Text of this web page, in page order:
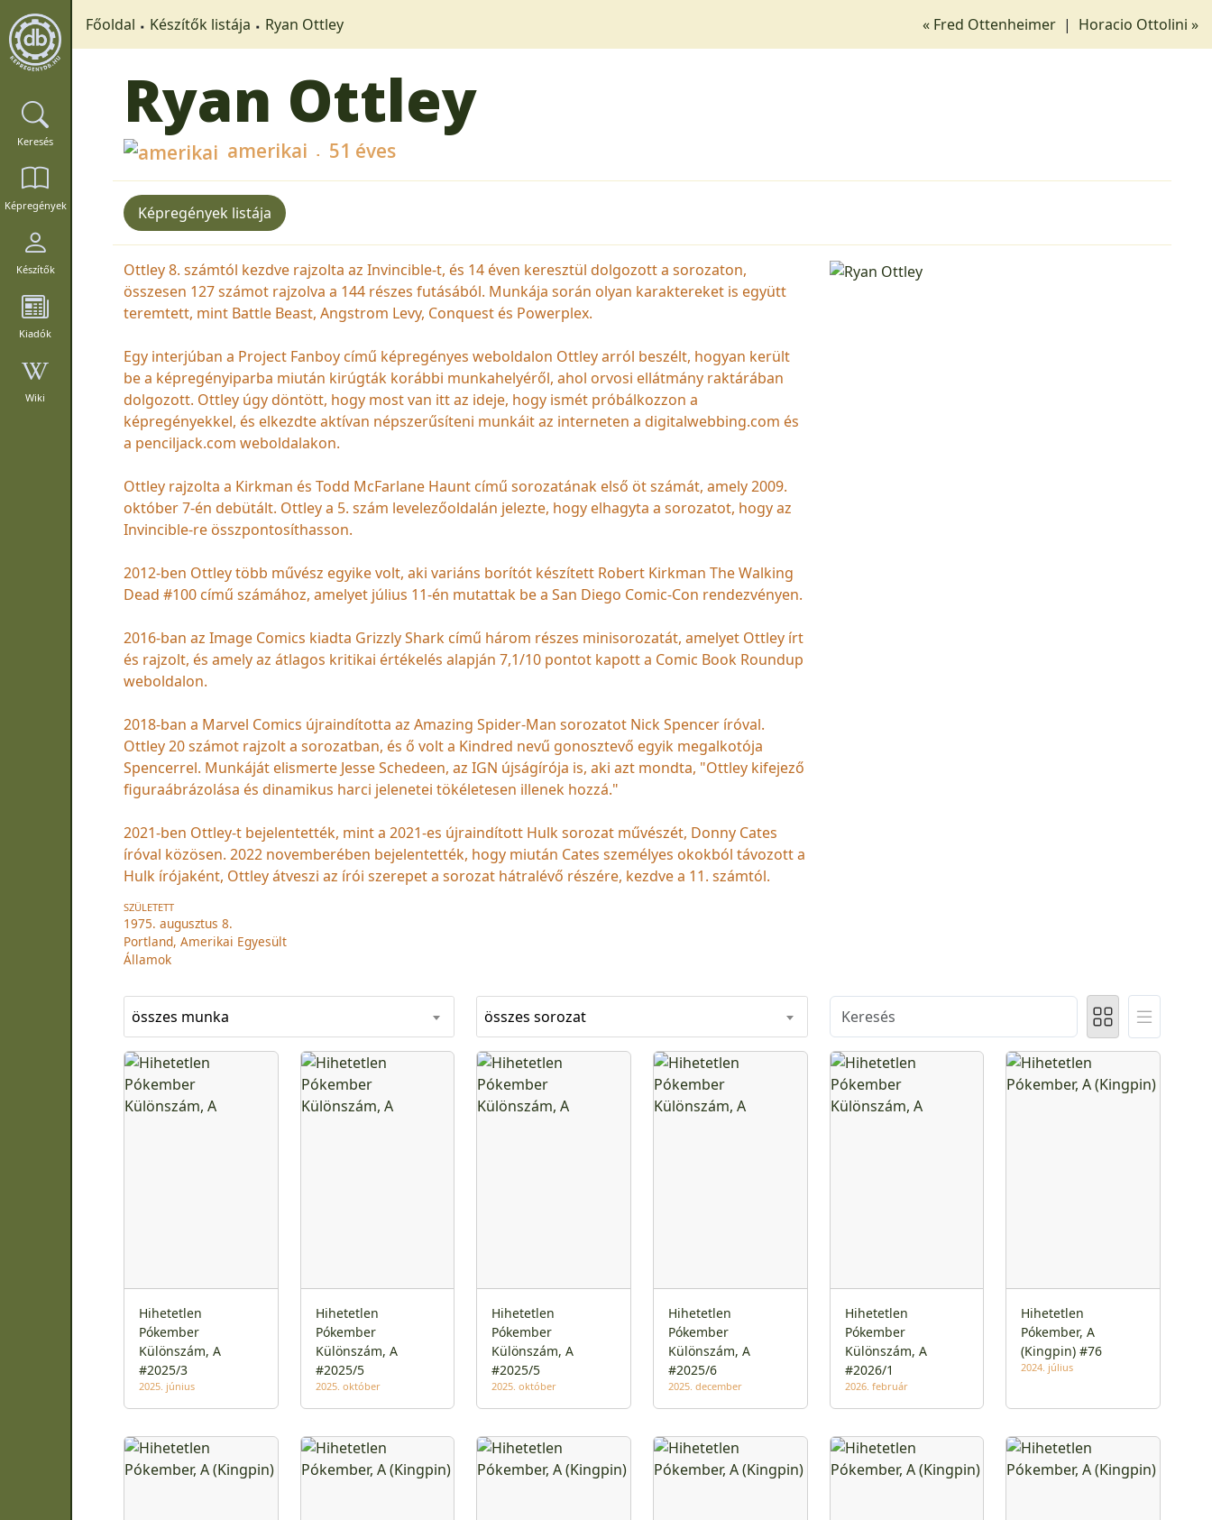
Keresés
Képregények
Készítők
Kiadók
Wiki
Főoldal Készítők listája Ryan Ottley « Fred Ottenheimer | Horacio Ottolini »
Ryan Ottley
amerikai 51 éves
Képregények listája
Ottley 8. számtól kezdve rajzolta az Invincible-t, és 14 éven keresztül dolgozott a sorozaton,
összesen 127 számot rajzolva a 144 részes futásából. Munkája során olyan karaktereket is együtt
teremtett, mint Battle Beast, Angstrom Levy, Conquest és Powerplex.
Egy interjúban a Project Fanboy című képregényes weboldalon Ottley arról beszélt, hogyan került
be a képregényiparba miután kirúgták korábbi munkahelyéről, ahol orvosi ellátmány raktárában
dolgozott. Ottley úgy döntött, hogy most van itt az ideje, hogy ismét próbálkozzon a
képregényekkel, és elkezdte aktívan népszerűsíteni munkáit az interneten a digitalwebbing.com és
a penciljack.com weboldalakon.
Ottley rajzolta a Kirkman és Todd McFarlane Haunt című sorozatának első öt számát, amely 2009.
október 7-én debütált. Ottley a 5. szám levelezőoldalán jelezte, hogy elhagyta a sorozatot, hogy az
Invincible-re összpontosíthasson.
2012-ben Ottley több művész egyike volt, aki variáns borítót készített Robert Kirkman The Walking
Dead #100 című számához, amelyet július 11-én mutattak be a San Diego Comic-Con rendezvényen.
2016-ban az Image Comics kiadta Grizzly Shark című három részes minisorozatát, amelyet Ottley írt
és rajzolt, és amely az átlagos kritikai értékelés alapján 7,1/10 pontot kapott a Comic Book Roundup
weboldalon.
2018-ban a Marvel Comics újraindította az Amazing Spider-Man sorozatot Nick Spencer íróval.
Ottley 20 számot rajzolt a sorozatban, és ő volt a Kindred nevű gonosztevő egyik megalkotója
Spencerrel. Munkáját elismerte Jesse Schedeen, az IGN újságírója is, aki azt mondta, "Ottley kifejező
figuraábrázolása és dinamikus harci jelenetei tökéletesen illenek hozzá."
2021-ben Ottley-t bejelentették, mint a 2021-es újraindított Hulk sorozat művészét, Donny Cates
íróval közösen. 2022 novemberében bejelentették, hogy miután Cates személyes okokból távozott a
Hulk írójaként, Ottley átveszi az írói szerepet a sorozat hátralévő részére, kezdve a 11. számtól.
SZÜLETETT
1975. augusztus 8.
Portland, Amerikai Egyesült
Államok
összes munka összes sorozat
Hihetetlen
Pókember
Különszám, A
#2025/3
2025. június
Hihetetlen
Pókember
Különszám, A
#2025/5
2025. október
Hihetetlen
Pókember
Különszám, A
#2025/5
2025. október
Hihetetlen
Pókember
Különszám, A
#2025/6
2025. december
Hihetetlen
Pókember
Különszám, A
#2026/1
2026. február
Hihetetlen
Pókember, A
(Kingpin) #76
2024. július